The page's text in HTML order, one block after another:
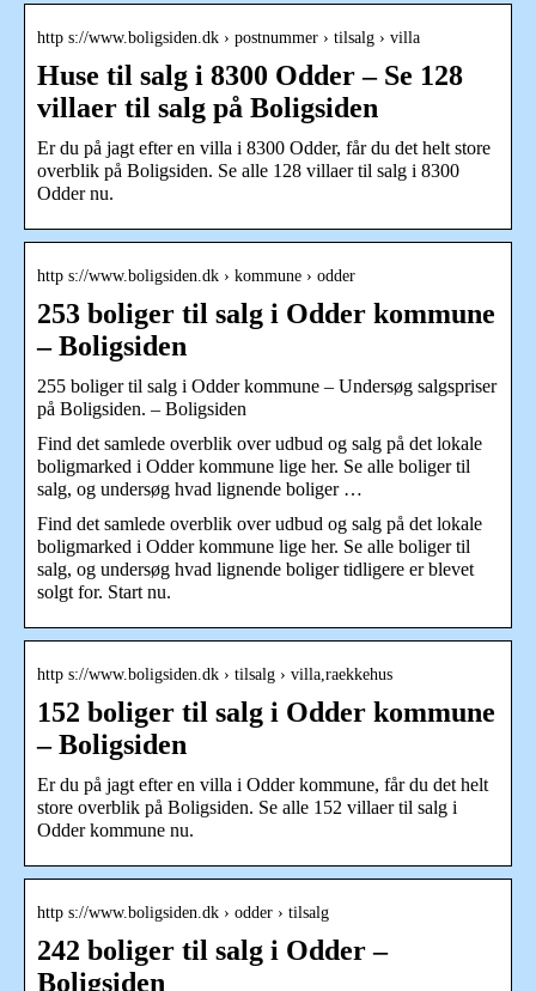
http s://www.boligsiden.dk › postnummer › tilsalg › villa
Huse til salg i 8300 Odder – Se 128
villaer til salg på Boligsiden
Er du på jagt efter en villa i 8300 Odder, får du det helt store
overblik på Boligsiden. Se alle 128 villaer til salg i 8300
Odder nu.
http s://www.boligsiden.dk › kommune › odder
253 boliger til salg i Odder kommune
– Boligsiden
255 boliger til salg i Odder kommune – Undersøg salgspriser
på Boligsiden. – Boligsiden
Find det samlede overblik over udbud og salg på det lokale
boligmarked i Odder kommune lige her. Se alle boliger til
salg, og undersøg hvad lignende boliger …
Find det samlede overblik over udbud og salg på det lokale
boligmarked i Odder kommune lige her. Se alle boliger til
salg, og undersøg hvad lignende boliger tidligere er blevet
solgt for. Start nu.
http s://www.boligsiden.dk › tilsalg › villa,raekkehus
152 boliger til salg i Odder kommune
– Boligsiden
Er du på jagt efter en villa i Odder kommune, får du det helt
store overblik på Boligsiden. Se alle 152 villaer til salg i
Odder kommune nu.
http s://www.boligsiden.dk › odder › tilsalg
242 boliger til salg i Odder –
Boligsiden